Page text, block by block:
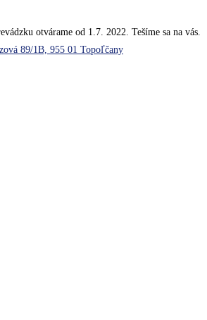
otvárame od 1.7. 2022. Tešíme sa na vás.
89/1B, 955 01 Topoľčany